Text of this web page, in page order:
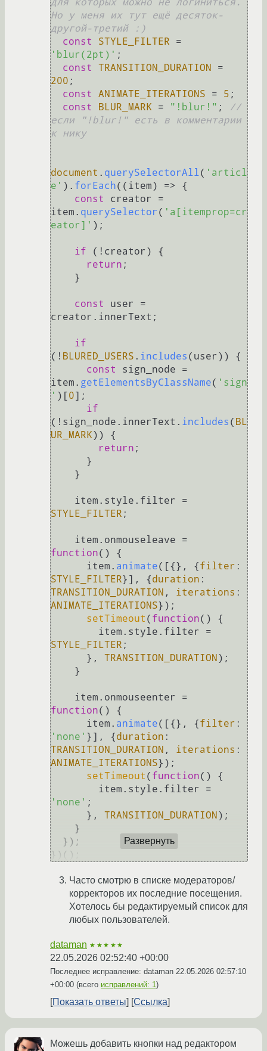
Но у меня их тут ещё десяток-
другой-третий :)
const
STYLE_FILTER
'blur(2pt)' ;
const
TRANSITION_DURATION
200 ;
const
ANIMATE_ITERATIONS = 5 ;
const
BLUR_MARK = "!blur!" ;
//
если "!blur!" есть в комментарии
к нику
document . querySelectorAll( 'articl
e' ). forEach( ( item) => {
const
creator =
item. querySelector ( 'a[itemprop=cr
eator]' );
if (!creator) {
return ;
const
user =
creator. innerText ;
if
(! BLURED_USERS . includes (user)) {
const
sign_node =
item. getElementsByClassName( 'sign
' )[0];
if
(!sign_node. innerText . includes ( BL
UR_MARK)) {
return ;
    item.
style . filter
STYLE_FILTER ;
    item.
onmouseleave
function( ) {
      item.
animate([{}, {filter
STYLE_FILTER}], {duration
TRANSITION_DURATION , iterations
ANIMATE_ITERATIONS});
setTimeout ( function( ) {
        item.
style . filter
STYLE_FILTER ;
      },
TRANSITION_DURATION );
    item.
onmouseenter
function( ) {
      item.
animate([{}, {filter
'none' }], {duration
TRANSITION_DURATION , iterations
ANIMATE_ITERATIONS});
setTimeout ( function( ) {
        item.
style . filter
'none' ;
      },
TRANSITION_DURATION );
Развернуть
Часто смотрю в списке модераторов/
корректоров их последние посещения.
Хотелось бы редактируемый список для
любых пользователей.
dataman ★★★★★
22.05.2026 02:52:40 +00:00
Последнее исправление: dataman 22.05.2026 02:57:10
+00:00 (всего исправлений: 1)
Показать ответы Ссылка
Можешь добавить кнопки над редактором